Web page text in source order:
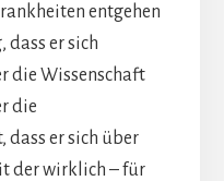
entgehen
dass er sich
die Wissenschaft
die
er sich über
der wirklich – für